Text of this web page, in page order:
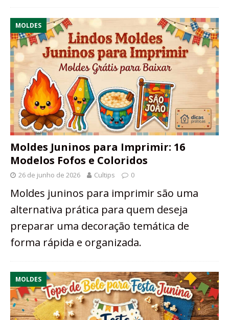
MOLDES
Moldes Juninos para Imprimir: 16
Modelos Fofos e Coloridos
26 de junho de 2026 Cultips 0
Moldes juninos para imprimir são uma
alternativa prática para quem deseja
preparar uma decoração temática de
forma rápida e organizada.
MOLDES